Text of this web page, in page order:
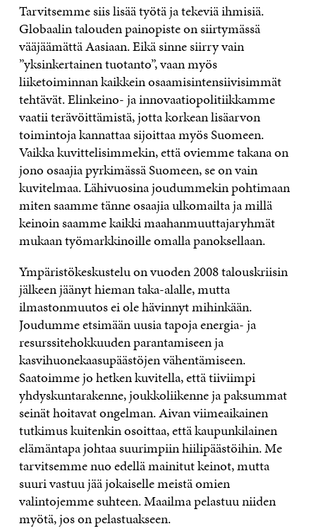
Tarvitsemme siis lisää työtä ja tekeviä ihmisiä.
Globaalin talouden painopiste on siirtymässä
vääjäämättä Aasiaan. Eikä sinne siirry vain
”yksinkertainen tuotanto”, vaan myös
liiketoiminnan kaikkein osaamisintensiivisimmät
tehtävät. Elinkeino- ja innovaatiopolitiikkamme
vaatii terävöittämistä, jotta korkean lisäarvon
toimintoja kannattaa sijoittaa myös Suomeen.
Vaikka kuvittelisimmekin, että oviemme takana on
jono osaajia pyrkimässä Suomeen, se on vain
kuvitelmaa. Lähivuosina joudummekin pohtimaan
miten saamme tänne osaajia ulkomailta ja millä
keinoin saamme kaikki maahanmuuttajaryhmät
mukaan työmarkkinoille omalla panoksellaan.
Ympäristökeskustelu on vuoden 2008 talouskriisin
jälkeen jäänyt hieman taka-alalle, mutta
ilmastonmuutos ei ole hävinnyt mihinkään.
Joudumme etsimään uusia tapoja energia- ja
resurssitehokkuuden parantamiseen ja
kasvihuonekaasupäästöjen vähentämiseen.
Saatoimme jo hetken kuvitella, että tiiviimpi
yhdyskuntarakenne, joukkoliikenne ja paksummat
seinät hoitavat ongelman. Aivan viimeaikainen
tutkimus kuitenkin osoittaa, että kaupunkilainen
elämäntapa johtaa suurimpiin hiilipäästöihin. Me
tarvitsemme nuo edellä mainitut keinot, mutta
suuri vastuu jää jokaiselle meistä omien
valintojemme suhteen. Maailma pelastuu niiden
myötä, jos on pelastuakseen.